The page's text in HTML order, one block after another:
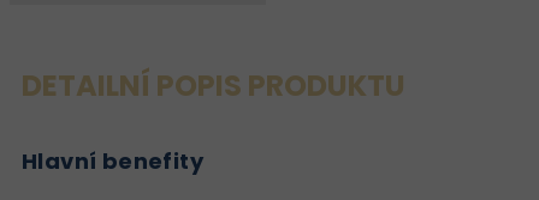
DETAILNÍ POPIS PRODUKTU
Hlavní benefity